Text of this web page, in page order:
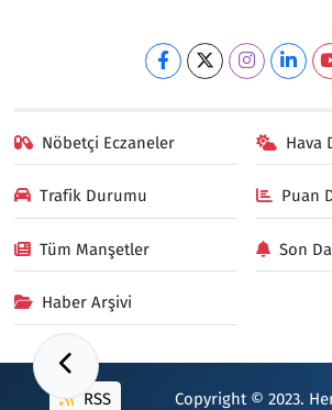
Nöbetçi Eczaneler Hava
Trafik Durumu Puan
Tüm Manşetler Son
Haber Arşivi
RSS Copyright © 2023.